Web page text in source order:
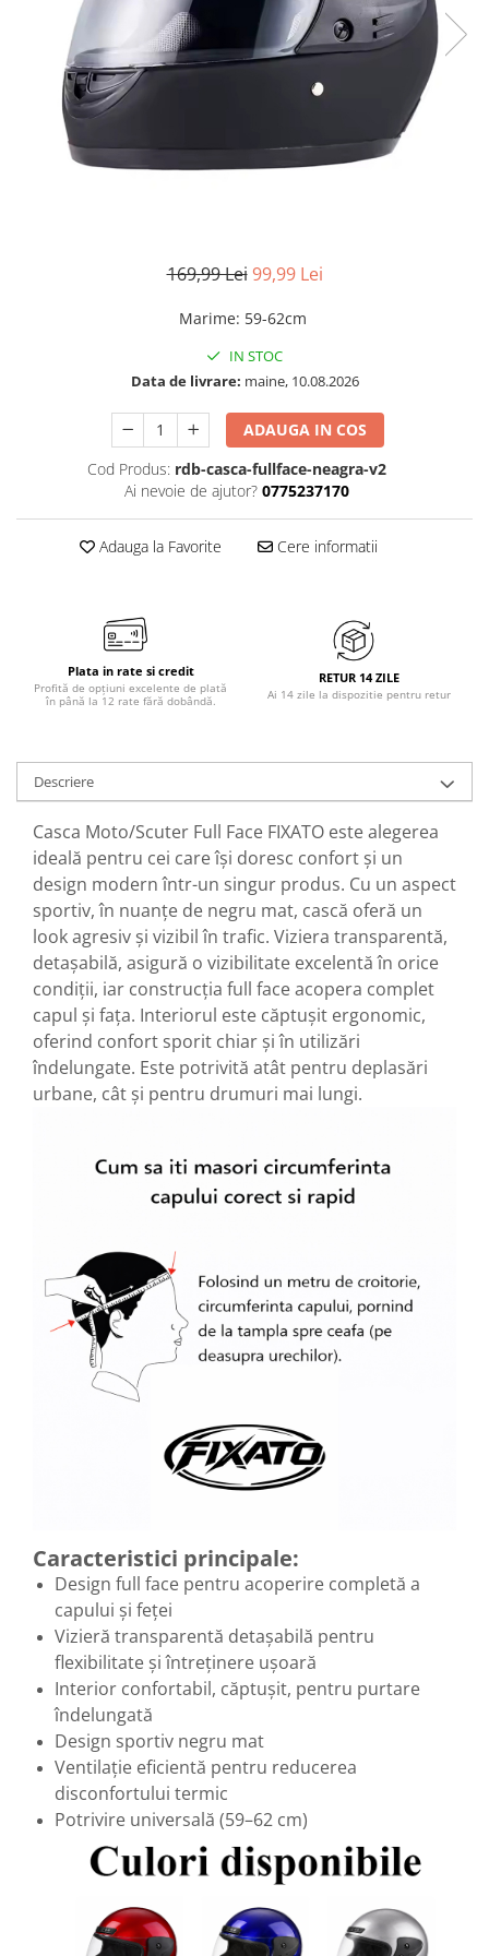
169,99 Lei 99,99 Lei
Marime: 59-62cm
IN STOC
Data de livrare: maine, 10.08.2026
ADAUGA IN COS
Cod Produs: rdb-casca-fullface-neagra-v2
Ai nevoie de ajutor? 0775237170
Adauga la Favorite Cere informatii
Plata in rate si credit
Profită de opțiuni excelente de plată
în până la 12 rate fără dobândă.
RETUR 14 ZILE
Ai 14 zile la dispozitie pentru retur
Descriere
Casca Moto/Scuter Full Face FIXATO este alegerea
ideală pentru cei care își doresc confort și un
design modern într-un singur produs. Cu un aspect
sportiv, în nuanțe de negru mat, cască oferă un
look agresiv și vizibil în trafic. Viziera transparentă,
detașabilă, asigură o vizibilitate excelentă în orice
condiții, iar construcția full face acopera complet
capul și fața. Interiorul este căptușit ergonomic,
oferind confort sporit chiar și în utilizări
îndelungate. Este potrivită atât pentru deplasări
urbane, cât și pentru drumuri mai lungi.
Caracteristici principale:
Design full face pentru acoperire completă a
capului și feței
Vizieră transparentă detașabilă pentru
flexibilitate și întreținere ușoară
Interior confortabil, căptușit, pentru purtare
îndelungată
Design sportiv negru mat
Ventilație eficientă pentru reducerea
disconfortului termic
Potrivire universală (59–62 cm)